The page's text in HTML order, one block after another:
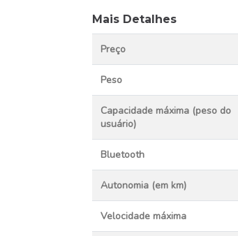
Mais Detalhes
Preço
Peso
Capacidade máxima (peso do
usuário)
Bluetooth
Autonomia (em km)
Velocidade máxima